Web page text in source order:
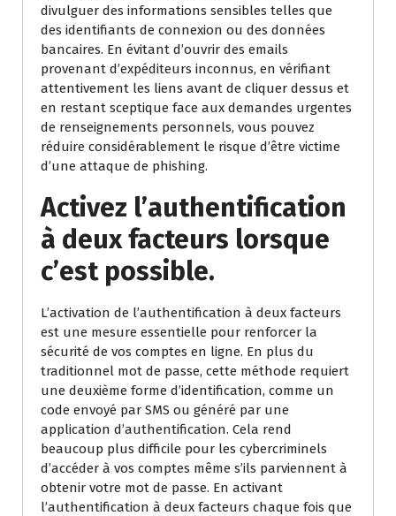
divulguer des informations sensibles telles que
des identifiants de connexion ou des données
bancaires. En évitant d’ouvrir des emails
provenant d’expéditeurs inconnus, en vérifiant
attentivement les liens avant de cliquer dessus et
en restant sceptique face aux demandes urgentes
de renseignements personnels, vous pouvez
réduire considérablement le risque d’être victime
d’une attaque de phishing.
Activez l’authentification
à deux facteurs lorsque
c’est possible.
L’activation de l’authentification à deux facteurs
est une mesure essentielle pour renforcer la
sécurité de vos comptes en ligne. En plus du
traditionnel mot de passe, cette méthode requiert
une deuxième forme d’identification, comme un
code envoyé par SMS ou généré par une
application d’authentification. Cela rend
beaucoup plus difficile pour les cybercriminels
d’accéder à vos comptes même s’ils parviennent à
obtenir votre mot de passe. En activant
l’authentification à deux facteurs chaque fois que